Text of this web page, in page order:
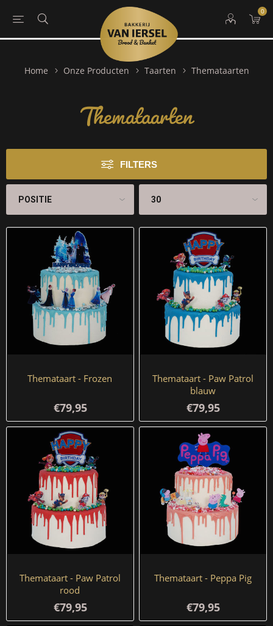
0
Home Onze Producten Taarten Themataarten
Themataarten
FILTERS
Themataart - Frozen
€79,95
Themataart - Paw Patrol
blauw
€79,95
Themataart - Paw Patrol
rood
€79,95
Themataart - Peppa Pig
€79,95